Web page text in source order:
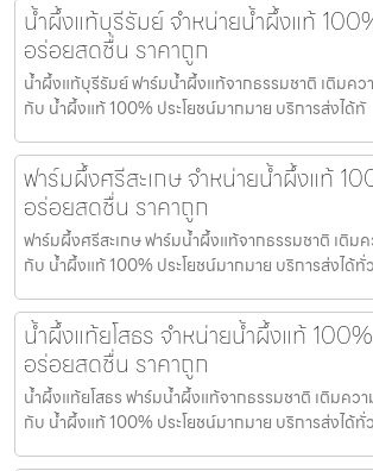
น้ำผึ้งแท้บุรีรัมย์ จำหน่ายน้ำผึ้งแท้
อร่อยสดชื่น ราคาถูก
น้ำผึ้งแท้บุรีรัมย์ ฟาร์มน้ำผึ้งแท้จากธรรมชาติ เติมคว
กับ น้ำผึ้งแท้ 100% ประโยชน์มากมาย บริการส่งได้ทั
ฟาร์มผึ้งศรีสะเกษ จำหน่ายน้ำผึ้งแท้
อร่อยสดชื่น ราคาถูก
ฟาร์มผึ้งศรีสะเกษ ฟาร์มน้ำผึ้งแท้จากธรรมชาติ เติม
กับ น้ำผึ้งแท้ 100% ประโยชน์มากมาย บริการส่งได้ทั่ว
น้ำผึ้งแท้ยโสธร จำหน่ายน้ำผึ้งแท้
อร่อยสดชื่น ราคาถูก
น้ำผึ้งแท้ยโสธร ฟาร์มน้ำผึ้งแท้จากธรรมชาติ เติมคว
กับ น้ำผึ้งแท้ 100% ประโยชน์มากมาย บริการส่งได้ทั่